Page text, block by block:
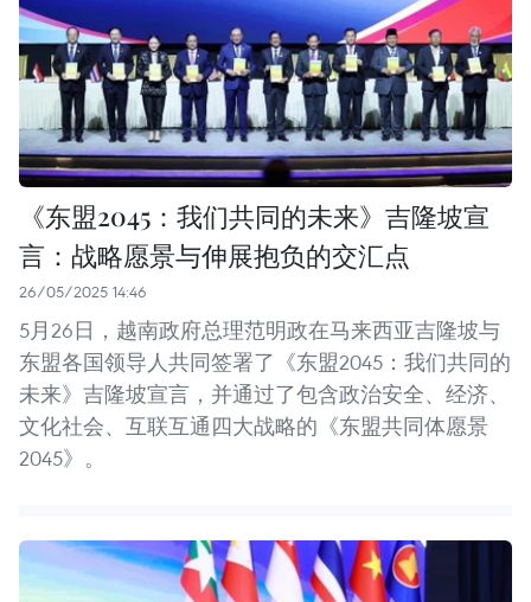
《东盟2045：我们共同的未来》吉隆坡宣
言：战略愿景与伸展抱负的交汇点
26/05/2025 14:46
5月26日，越南政府总理范明政在马来西亚吉隆坡与
东盟各国领导人共同签署了《东盟2045：我们共同的
未来》吉隆坡宣言，并通过了包含政治安全、经济、
文化社会、互联互通四大战略的《东盟共同体愿景
2045》。